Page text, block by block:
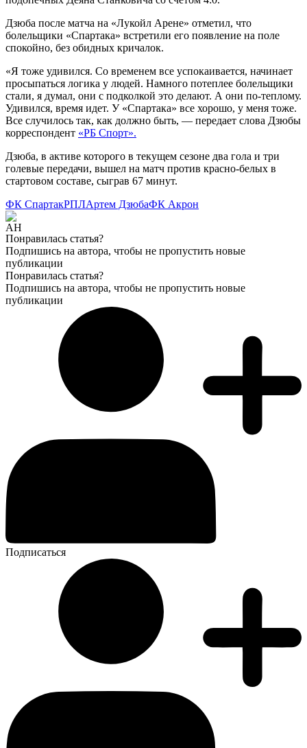
Дзюба после матча на «Лукойл Арене» отметил, что
болельщики «Спартака» встретили его появление на поле
спокойно, без обидных кричалок.
«Я тоже удивился. Со временем все успокаивается, начинает
просыпаться логика у людей. Намного потеплее болельщики
стали, я думал, они с подколкой это делают. А они по‑теплому.
Удивился, время идет. У «Спартака» все хорошо, у меня тоже.
Все случилось так, как должно быть, — передает слова Дзюбы
корреспондент «РБ Спорт».
Дзюба, в активе которого в текущем сезоне два гола и три
голевые передачи, вышел на матч против красно-белых в
стартовом составе, сыграв 67 минут.
ФК СпартакРПЛАртем ДзюбаФК Акрон
Понравилась статья?
Подпишись на автора, чтобы не пропустить новые
публикации
Понравилась статья?
Подпишись на автора, чтобы не пропустить новые
публикации
Подписаться